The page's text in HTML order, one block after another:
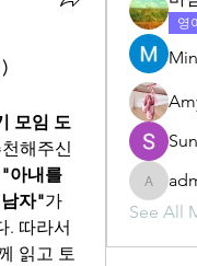
모임 도
해주신
"아내를
자"가
. 따라서
읽고 토
영
admin
See All